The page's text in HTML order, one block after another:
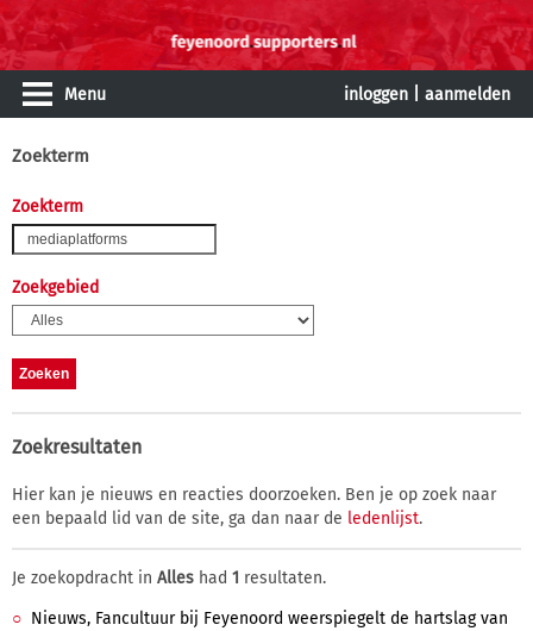
Menu inloggen aanmelden
Zoekterm
Zoekterm
Zoekgebied
Zoekresultaten
Hier kan je nieuws en reacties doorzoeken. Ben je op zoek naar
een bepaald lid van de site, ga dan naar de ledenlijst.
Je zoekopdracht in Alles had 1 resultaten.
Nieuws, Fancultuur bij Feyenoord weerspiegelt de hartslag van